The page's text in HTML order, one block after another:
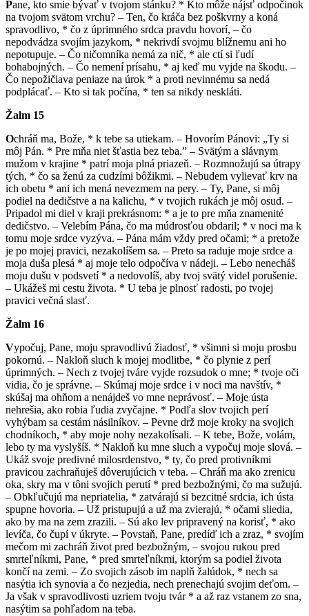
Pane, kto smie bývať v tvojom stánku? * Kto môže nájsť odpočinok
na tvojom svätom vrchu? – Ten, čo kráča bez poškvrny a koná
spravodlivo, * čo z úprimného srdca pravdu hovorí, – čo
nepodvádza svojím jazykom, * nekrivdí svojmu blížnemu ani ho
nepotupuje. – Čo ničomníka nemá za nič, * ale ctí si ľudí
bohabojných. – Čo nemení prísahu, * aj keď mu vyjde na škodu. –
Čo nepožičiava peniaze na úrok * a proti nevinnému sa nedá
podplácať. – Kto si tak počína, * ten sa nikdy neskláti.
Žalm 15
Ochráň ma, Bože, * k tebe sa utiekam. – Hovorím Pánovi: „Ty si
môj Pán. * Pre mňa niet šťastia bez teba.” – Svätým a slávnym
mužom v krajine * patrí moja plná priazeň. – Rozmnožujú sa útrapy
tých, * čo sa ženú za cudzími bôžikmi. – Nebudem vylievať krv na
ich obetu * ani ich mená nevezmem na pery. – Ty, Pane, si môj
podiel na dedičstve a na kalichu, * v tvojich rukách je môj osud. –
Pripadol mi diel v kraji prekrásnom: * a je to pre mňa znamenité
dedičstvo. – Velebím Pána, čo ma múdrosťou obdaril; * v noci ma k
tomu moje srdce vyzýva. – Pána mám vždy pred očami; * a pretože
je po mojej pravici, nezakolíšem sa. – Preto sa raduje moje srdce a
moja duša plesá * aj moje telo odpočíva v nádeji. – Lebo nenecháš
moju dušu v podsvetí * a nedovolíš, aby tvoj svätý videl porušenie.
– Ukážeš mi cestu života. * U teba je plnosť radosti, po tvojej
pravici večná slasť.
Žalm 16
Vypočuj, Pane, moju spravodlivú žiadosť, * všimni si moju prosbu
pokornú. – Nakloň sluch k mojej modlitbe, * čo plynie z perí
úprimných. – Nech z tvojej tváre vyjde rozsudok o mne; * tvoje oči
vidia, čo je správne. – Skúmaj moje srdce i v noci ma navštív, *
skúšaj ma ohňom a nenájdeš vo mne neprávosť. – Moje ústa
nehrešia, ako robia ľudia zvyčajne. * Podľa slov tvojich perí
vyhýbam sa cestám násilníkov. – Pevne drž moje kroky na svojich
chodníkoch, * aby moje nohy nezakolísali. – K tebe, Bože, volám,
lebo ty ma vyslyšíš. * Nakloň ku mne sluch a vypočuj moje slová. –
Ukáž svoje predivné milosrdenstvo, * ty, čo pred protivníkmi
pravicou zachraňuješ dôverujúcich v teba. – Chráň ma ako zrenicu
oka, skry ma v tôni svojich perutí * pred bezbožnými, čo ma sužujú.
– Obkľučujú ma nepriatelia, * zatvárajú si bezcitné srdcia, ich ústa
spupne hovoria. – Už pristupujú a už ma zvierajú, * očami sliedia,
ako by ma na zem zrazili. – Sú ako lev pripravený na korisť, * ako
levíča, čo čupí v úkryte. – Povstaň, Pane, predíď ich a zraz, * svojím
mečom mi zachráň život pred bezbožným, – svojou rukou pred
smrteľníkmi, Pane, * pred smrteľníkmi, ktorým sa podiel života
končí na zemi. – Zo svojich zásob im naplň žalúdok, * nech sa
nasýtia ich synovia a čo nezjedia, nech prenechajú svojim deťom. –
Ja však v spravodlivosti uzriem tvoju tvár * a až raz vstanem zo sna,
nasýtim sa pohľadom na teba.